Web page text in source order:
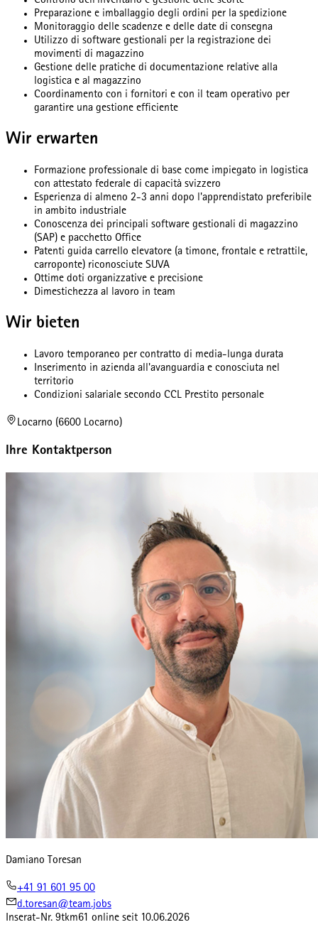
Preparazione e imballaggio degli ordini per la spedizione
Monitoraggio delle scadenze e delle date di consegna
Utilizzo di software gestionali per la registrazione dei
movimenti di magazzino
Gestione delle pratiche di documentazione relative alla
logistica e al magazzino
Coordinamento con i fornitori e con il team operativo per
garantire una gestione efficiente
Wir erwarten
Formazione professionale di base come impiegato in logistica
con attestato federale di capacità svizzero
Esperienza di almeno 2-3 anni dopo l'apprendistato preferibile
in ambito industriale
Conoscenza dei principali software gestionali di magazzino
(SAP) e pacchetto Office
Patenti guida carrello elevatore (a timone, frontale e retrattile,
carroponte) riconosciute SUVA
Ottime doti organizzative e precisione
Dimestichezza al lavoro in team
Wir bieten
Lavoro temporaneo per contratto di media-lunga durata
Inserimento in azienda all'avanguardia e conosciuta nel
territorio
Condizioni salariale secondo CCL Prestito personale
Locarno (6600 Locarno)
Ihre Kontaktperson
Damiano Toresan
+41 91 601 95 00
d.toresan@team.jobs
Inserat-Nr. 9tkm61 online seit 10.06.2026